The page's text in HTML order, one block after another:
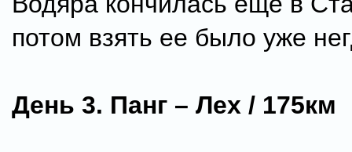
потом взять ее было уже
День 3. Панг – Лех / 175км